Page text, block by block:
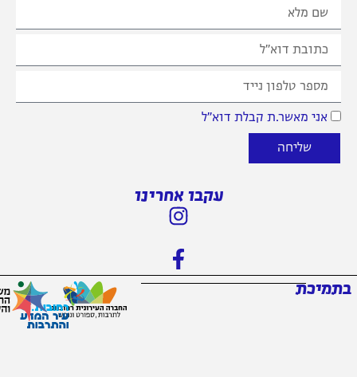
אני מאשר.ת קבלת דוא״ל
שליחה
עקבו אחרינו
בתמיכת